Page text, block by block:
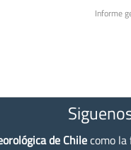
Informe
de Chilecomo